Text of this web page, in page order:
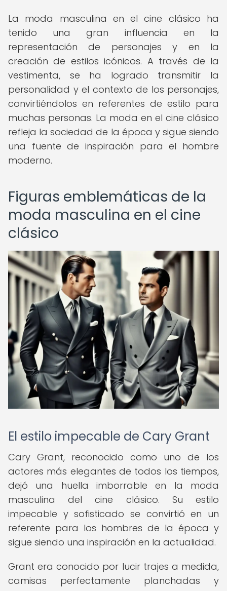
La moda masculina en el cine clásico ha
tenido una gran influencia en la
representación de personajes y en la
creación de estilos icónicos. A través de la
vestimenta, se ha logrado transmitir la
personalidad y el contexto de los personajes,
convirtiéndolos en referentes de estilo para
muchas personas. La moda en el cine clásico
refleja la sociedad de la época y sigue siendo
una fuente de inspiración para el hombre
moderno.
Figuras emblemáticas de la
moda masculina en el cine
clásico
El estilo impecable de Cary Grant
Cary Grant, reconocido como uno de los
actores más elegantes de todos los tiempos,
dejó una huella imborrable en la moda
masculina del cine clásico. Su estilo
impecable y sofisticado se convirtió en un
referente para los hombres de la época y
sigue siendo una inspiración en la actualidad.
Grant era conocido por lucir trajes a medida,
camisas perfectamente planchadas y